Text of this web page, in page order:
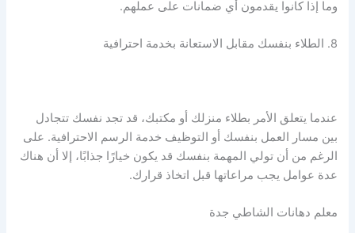
وما إذا كانوا يقدمون أي ضمانات على عملهم.
8. الطلاء بنفسك مقابل الاستعانة بخدمة احترافية
عندما يتعلق الأمر بطلاء منزلك أو مكتبك، قد تجد نفسك تتجادل
بين مسار العمل بنفسك أو التوظيف خدمة الرسم الاحترافية. على
الرغم من أن تولي المهمة بنفسك قد يكون خيارًا جذابًا، إلا أن هناك
عدة عوامل يجب مراعاتها قبل اتخاذ قرارك.
معلم دهانات الشاطي جدة